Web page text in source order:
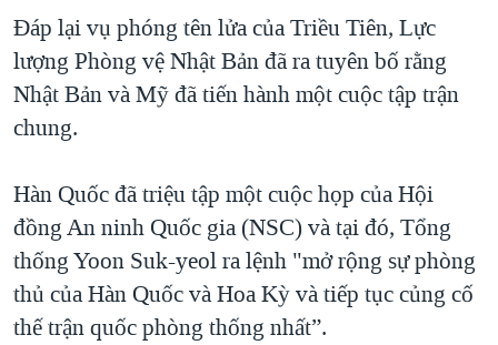
Đáp lại vụ phóng tên lửa của Triều Tiên, Lực
lượng Phòng vệ Nhật Bản đã ra tuyên bố rằng
Nhật Bản và Mỹ đã tiến hành một cuộc tập trận
chung.
Hàn Quốc đã triệu tập một cuộc họp của Hội
đồng An ninh Quốc gia (NSC) và tại đó, Tổng
thống Yoon Suk-yeol ra lệnh "mở rộng sự phòng
thủ của Hàn Quốc và Hoa Kỳ và tiếp tục củng cố
thế trận quốc phòng thống nhất”.